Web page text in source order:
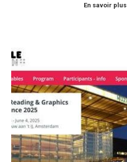
En savoir plus